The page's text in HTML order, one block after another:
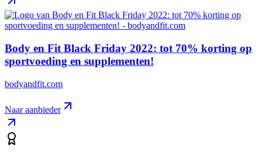
Body en Fit Black Friday 2022: tot 70% korting op
sportvoeding en supplementen!
bodyandfit.com
Naar aanbieder